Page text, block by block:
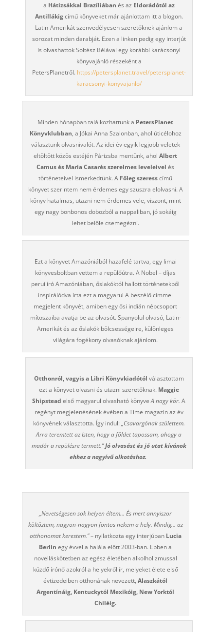
a Hátizsákkal Brazíliában és az Eldorádótól az
Antillákigcímű könyveket már ajánlottam itt a blogon.
Latin-Amerikát szenvedélyesen szeretőknek ajánlom a
sorozat minden darabját. Ezen a linken pedig egy interjút
is olvashattok Soltész Bélával egy korábbi karácsonyi
könyvajánló részeként a
PetersPlanetről. https://petersplanet.travel/petersplanet-
karacsonyi-konyvajanlo/
Minden hónapban találkozhattunk a PetersPlanet
Könyvklubban, a Jókai Anna Szalonban, ahol úticélohoz
választunk olvasnivalót. Az idei év egyik legjobb veletek
eltöltött közös estéjén Párizsba mentünk, aholAlbert
Camus és Maria Casarés szerelmes leveleivel és
történeteivel ismerkedtünk. A Főleg szeresscímű
könyvet szerintem nem érdemes egy szuszra elolvasni. A
könyv hatalmas, utazni nem érdemes vele, viszont, mint
egy nagy bonbonos dobozból a nappaliban, jó sokáig
lehet belőle csemegézni.
Ezt a könyvet Amazóniából hazafelé tartva, egy limai
könyvesboltban vettem a repülőútra. A Nobel – díjas
perui író Amazóniában, őslakóktól hallott történetekből
inspirálódva írta ezt a magyarul A beszélő címmel
megjelent könyvét, amiben egy ősi indián népcsoport
mítoszaiba avatja be az olvasót. Spanyolul olvasó, Latin-
Amerikát és az őslakók bölcsességeire, különleges
világára fogékony olvasóknak ajánlom.
Otthonról, vagyis a Libri Könyvkiadótól választottam
ezt a könyvet olvasni és utazni szeretőknak. Maggie
Shipstead első magyarul olvasható könyveA nagy kör.A
regényt megjelenésének évében a Time magazin az év
könyvének választotta. Így indul: „Csavargónak születtem.
Arra teremtett az Isten, hogy a földet tapossam, ahogy a
madár a repülésre termett.”Jó olvasást és jó utat kívánok
ehhez a nagyívű alkotáshoz.
„Nevetségesen sok helyen éltem… És mert annyiszor
költöztem, nagyon-nagyon fontos nekem a hely. Mindig… az
otthonomat kerestem.”– nyilatkozta egy interjúban Lucia
Berlin egy évvel a halála előtt 2003-ban. Ebben a
novelláskötetben az egész életében alkolholizmussal
küzdő írónő azokról a helyekről ír, melyeket élete első
évtizedeiben otthonának nevezett,Alaszkától
Argentínáig, Kentuckytól Mexikóig, New Yorktól
Chiléig.